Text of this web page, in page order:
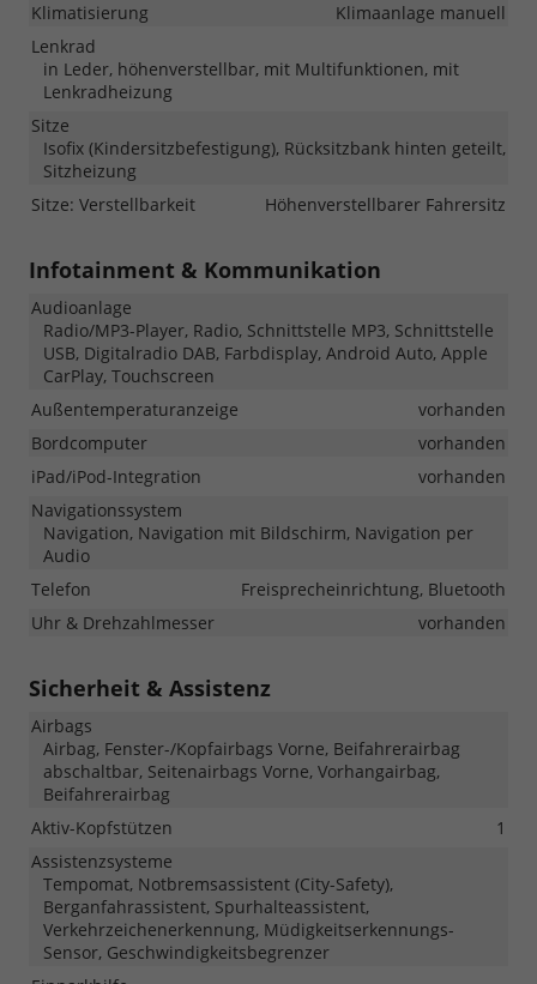
Klimatisierung
Klimaanlage manuell
Lenkrad
in Leder, höhenverstellbar, mit Multifunktionen, mit
Lenkradheizung
Sitze
Isofix (Kindersitzbefestigung), Rücksitzbank hinten geteilt,
Sitzheizung
Sitze: Verstellbarkeit
Höhenverstellbarer Fahrersitz
Infotainment & Kommunikation
Audioanlage
Radio/MP3-Player, Radio, Schnittstelle MP3, Schnittstelle
USB, Digitalradio DAB, Farbdisplay, Android Auto, Apple
CarPlay, Touchscreen
Außentemperaturanzeige
vorhanden
Bordcomputer
vorhanden
iPad/iPod-Integration
vorhanden
Navigationssystem
Navigation, Navigation mit Bildschirm, Navigation per
Audio
Telefon
Freisprecheinrichtung, Bluetooth
Uhr & Drehzahlmesser
vorhanden
Sicherheit & Assistenz
Airbags
Airbag, Fenster-/Kopfairbags Vorne, Beifahrerairbag
abschaltbar, Seitenairbags Vorne, Vorhangairbag,
Beifahrerairbag
Aktiv-Kopfstützen
1
Assistenzsysteme
Tempomat, Notbremsassistent (City-Safety),
Berganfahrassistent, Spurhalteassistent,
Verkehrzeichenerkennung, Müdigkeitserkennungs-
Sensor, Geschwindigkeitsbegrenzer